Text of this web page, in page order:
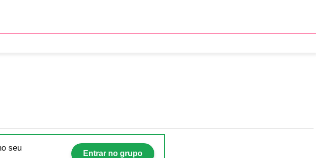
11 a 17 de maio de 2026
seu
Entrar no grupo